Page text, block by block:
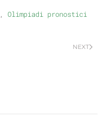
, Olimpiadi pronostici
NEXT